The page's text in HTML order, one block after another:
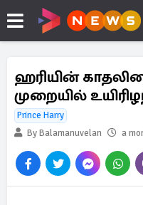
ஹரியின்
முறையில்
Prince Harry
By Balamanuvelan
a